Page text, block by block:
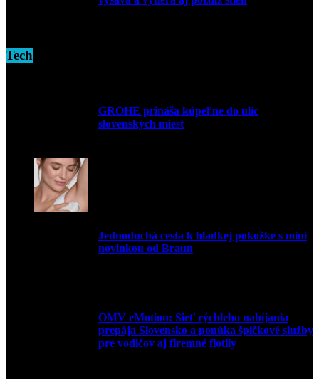
Tech
GROHE prináša kúpeľne do ulíc
slovenských miest
Jednoduchá cesta k hladkej pokožke s mini
novinkou od Braun
OMV eMotion: Sieť rýchleho nabíjania
prepája Slovensko a ponúka špičkové služby
pre vodičov aj firemné flotily